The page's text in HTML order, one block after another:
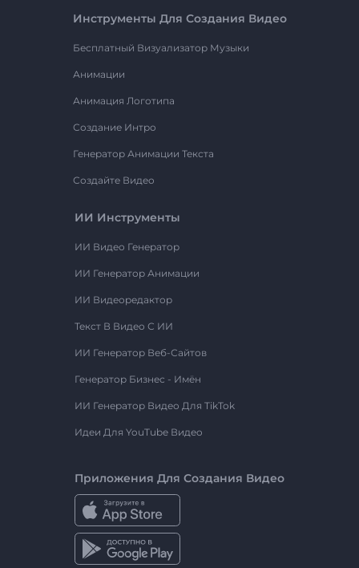
Инструменты Для Создания Видео
Бесплатный Визуализатор Музыки
Анимации
Анимация Логотипа
Создание Интро
Генератор Анимации Текста
Создайте Видео
ИИ Инструменты
ИИ Видео Генератор
ИИ Генератор Анимации
ИИ Видеоредактор
Текст В Видео С ИИ
ИИ Генератор Веб-Сайтов
Генератор Бизнес - Имён
ИИ Генератор Видео Для TikTok
Идеи Для YouTube Видео
Приложения Для Создания Видео